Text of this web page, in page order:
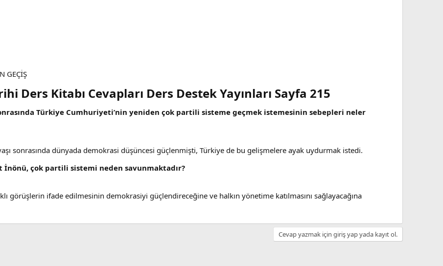
GEÇİŞ
Ders Kitabı Cevapları Ders Destek Yayınları Sayfa 215​
Türkiye Cumhuriyeti’nin yeniden çok partili sisteme geçmek istemesinin sebepleri neler
sonrasında dünyada demokrasi düşüncesi güçlenmişti, Türkiye de bu gelişmelere ayak uydurmak istedi.
İnönü, çok partili sistemi neden savunmaktadır?
görüşlerin ifade edilmesinin demokrasiyi güçlendireceğine ve halkın yönetime katılmasını sağlayacağına
Cevap yazmak için giriş yap yada kayıt ol.